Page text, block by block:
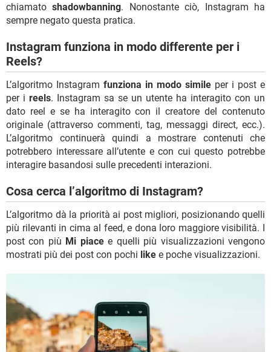
chiamatoshadowbanning. Nonostante ciò, Instagram ha
sempre negato questa pratica.
Instagram funziona in modo differente per i
Reels?
L’algoritmo Instagram funziona in modo simile per i post e
per i reels. Instagram sa se un utente ha interagito con un
dato reel e se ha interagito con il creatore del contenuto
originale (attraverso commenti, tag, messaggi direct, ecc.).
L’algoritmo continuerà quindi a mostrare contenuti che
potrebbero interessare all’utente e con cui questo potrebbe
interagire basandosi sulle precedenti interazioni.
Cosa cerca l’algoritmo di Instagram?
L’algoritmo dà la priorità ai post migliori, posizionando quelli
più rilevanti in cima al feed, e dona loro maggiore visibilità. I
post con più Mi piacee quelli più visualizzazioni vengono
mostrati più dei post con pochi like e poche visualizzazioni.